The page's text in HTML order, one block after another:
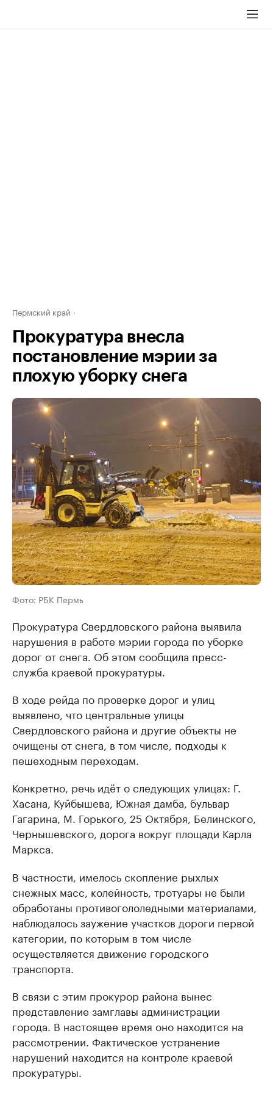
Пермский край
Прокуратура внесла
постановление мэрии за
плохую уборку снега
Фото: РБК Пермь
Прокуратура Свердловского района выявила
нарушения в работе мэрии города по уборке
дорог от снега. Об этом сообщила пресс-
служба краевой прокуратуры.
В ходе рейда по проверке дорог и улиц
выявлено, что центральные улицы
Свердловского района и другие объекты не
очищены от снега, в том числе, подходы к
пешеходным переходам.
Конкретно, речь идёт о следующих улицах: Г.
Хасана, Куйбышева, Южная дамба, бульвар
Гагарина, М. Горького, 25 Октября, Белинского,
Чернышевского, дорога вокруг площади Карла
Маркса.
В частности, имелось скопление рыхлых
снежных масс, колейность, тротуары не были
обработаны противогололедными материалами,
наблюдалось заужение участков дороги первой
категории, по которым в том числе
осуществляется движение городского
транспорта.
В связи с этим прокурор района вынес
представление замглавы администрации
города. В настоящее время оно находится на
рассмотрении. Фактическое устранение
нарушений находится на контроле краевой
прокуратуры.